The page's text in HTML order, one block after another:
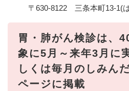
〒630-8122 三条本町13-1(
胃・肺がん検診は、
象に5月～来年3月に
しくは毎月のしみん
ページに掲載